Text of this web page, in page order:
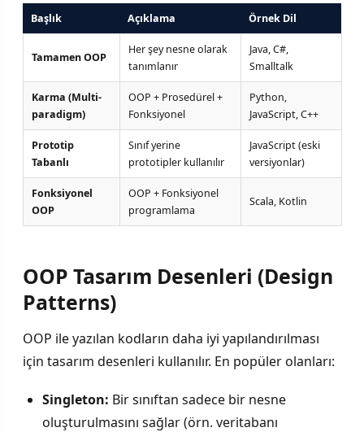
Başlık Açıklama Örnek Dil
Tamamen OOP
Her şey nesne olarak
tanımlanır
Java, C#,
Smalltalk
Karma (Multi-
paradigm)
OOP + Prosedürel +
Fonksiyonel
Python,
JavaScript, C++
Prototip
Tabanlı
Sınıf yerine
prototipler kullanılır
JavaScript (eski
versiyonlar)
Fonksiyonel
OOP
OOP + Fonksiyonel
programlama
Scala, Kotlin
OOP Tasarım Desenleri (Design
Patterns)
OOP ile yazılan kodların daha iyi yapılandırılması
için tasarım desenleri kullanılır. En popüler olanları:
Singleton: Bir sınıftan sadece bir nesne
oluşturulmasını sağlar (örn. veritabanı